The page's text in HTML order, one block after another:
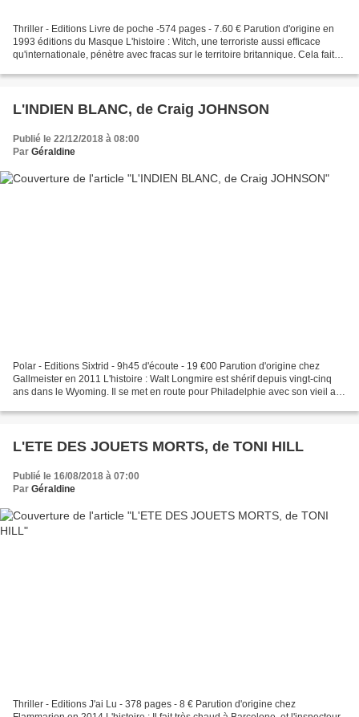
Thriller - Editions Livre de poche -574 pages - 7.60 € Parution d'origine en
1993 éditions du Masque L'histoire : Witch, une terroriste aussi efficace
qu'internationale, pénètre avec fracas sur le territoire britannique. Cela fait
L'INDIEN BLANC, de Craig JOHNSON
Publié le 22/12/2018 à 08:00
Par Géraldine
Polar - Editions Sixtrid - 9h45 d'écoute - 19 €00 Parution d'origine chez
Gallmeister en 2011 L'histoire : Walt Longmire est shérif depuis vingt-cinq
ans dans le Wyoming. Il se met en route pour Philadelphie avec son vieil ami
L'ETE DES JOUETS MORTS, de TONI HILL
Publié le 16/08/2018 à 07:00
Par Géraldine
Thriller - Editions J'ai Lu - 378 pages - 8 € Parution d'origine chez